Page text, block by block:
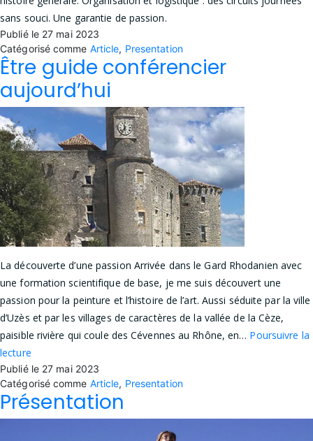
sans souci. Une garantie de passion.
Publié le 27 mai 2023
Catégorisé comme Article, Presentation
Être guide conférencier
aujourd’hui
La découverte d’une passion Arrivée dans le Gard Rhodanien avec
une formation scientifique de base, je me suis découvert une
passion pour la peinture et l’histoire de l’art. Aussi séduite par la ville
d’Uzès et par les villages de caractères de la vallée de la Cèze,
paisible rivière qui coule des Cévennes au Rhône, en… Poursuivre la
lectureÊtre
guide
conférencier
aujourd’hui
Publié le 27 mai 2023
Catégorisé comme Article, Presentation
Présentation